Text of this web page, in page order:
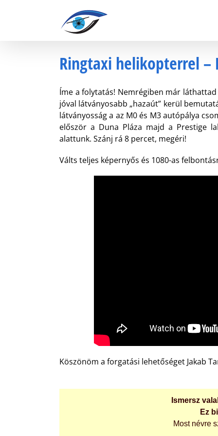
Ringtaxi helikopterrel –
Íme a folytatás! Nemrégiben már
jóval látványosabb „hazaút” kerül
látványosság a az M0 és M3 autópálya
először a Duna Pláza majd a Prestige
alattunk. Szánj rá 8 percet, megéri!
Válts teljes képernyős és 1080-as
Köszönöm a forgatási lehetőséget Jakab
Ismersz
Ez
Most névre